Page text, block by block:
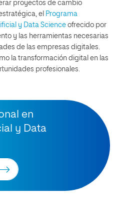
proyectos de cambio
el Programa
y Data Science ofrecido por
y las herramientas necesarias
de las empresas digitales.
la transformación digital en las
profesionales.
en
y Data